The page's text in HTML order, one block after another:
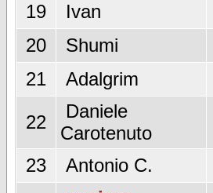
19
Ivan
20
Shumi
21
Adalgrim
22
Daniele
Carotenuto
23
Antonio C.